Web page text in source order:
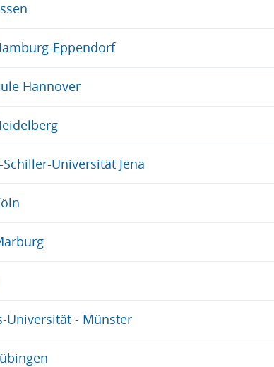
Eppendorf
Hannover
Universität Jena
Universität - Münster